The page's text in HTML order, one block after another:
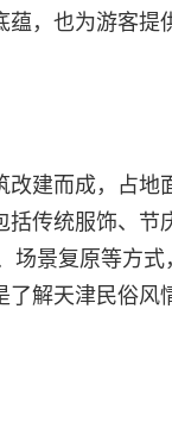
，也为游客提
建而成，占地
传统服饰、节
场景复原等方
解天津民俗风